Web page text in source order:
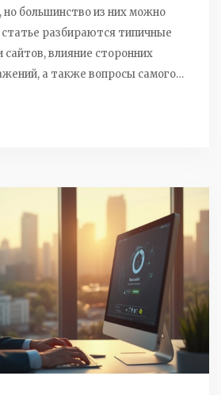
большинство из них можно
разбираются типичные
влияние сторонних
а также вопросы самого
загрузки с точки зрения
что можно исправить
где нужна помощь специалиста.